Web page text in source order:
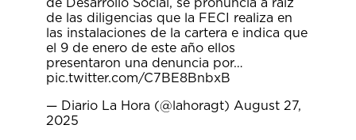
de Desarrollo Social, se pronuncia a raíz
de las diligencias que la FECI realiza en
las instalaciones de la cartera e indica que
el 9 de enero de este año ellos
presentaron una denuncia por…
pic.twitter.com/C7BE8BnbxB
— Diario La Hora (@lahoragt) August 27,
2025